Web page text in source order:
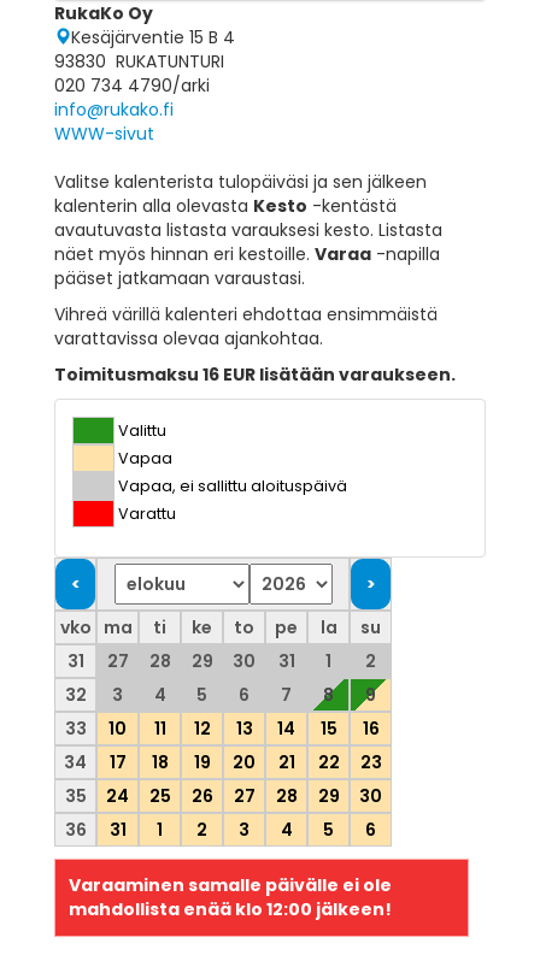
RukaKo Oy
Kesäjärventie 15 B 4
93830 RUKATUNTURI
020 734 4790/arki
info@rukako.fi
WWW-sivut
Valitse kalenterista tulopäiväsi ja sen jälkeen
kalenterin alla olevasta Kesto -kentästä
avautuvasta listasta varauksesi kesto. Listasta
näet myös hinnan eri kestoille. Varaa -napilla
pääset jatkamaan varaustasi.
Vihreä värillä kalenteri ehdottaa ensimmäistä
varattavissa olevaa ajankohtaa.
Toimitusmaksu 16 EUR lisätään varaukseen.
Valittu
Vapaa
Vapaa, ei sallittu aloituspäivä
Varattu
vko ma ti ke to pe la
su
31
27 28 29 30 31 1
2
32
3 4 5 6 7 8
9
33
10 11 12 13 14 15
16
34
17 18 19 20 21 22
23
35
24 25 26 27 28 29
30
36
31 1 2 3 4 5 6
Varaaminen samalle päivälle ei ole
mahdollista enää klo12:00 jälkeen!